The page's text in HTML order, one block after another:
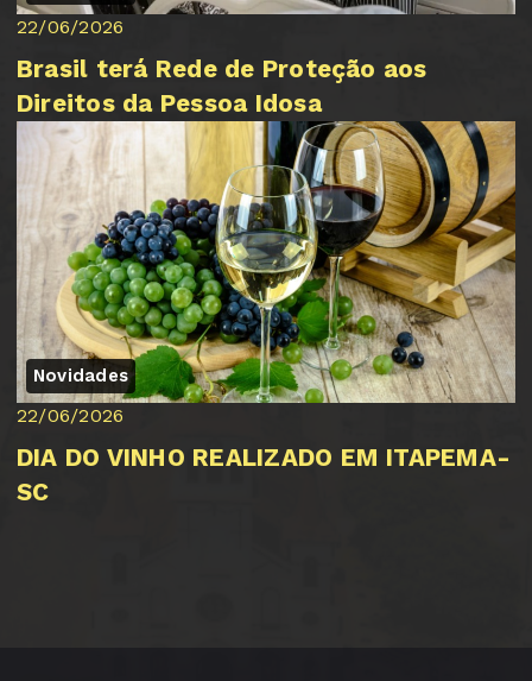
22/06/2026
Brasil terá Rede de Proteção aos
Direitos da Pessoa Idosa
Novidades
22/06/2026
DIA DO VINHO REALIZADO EM ITAPEMA-
SC